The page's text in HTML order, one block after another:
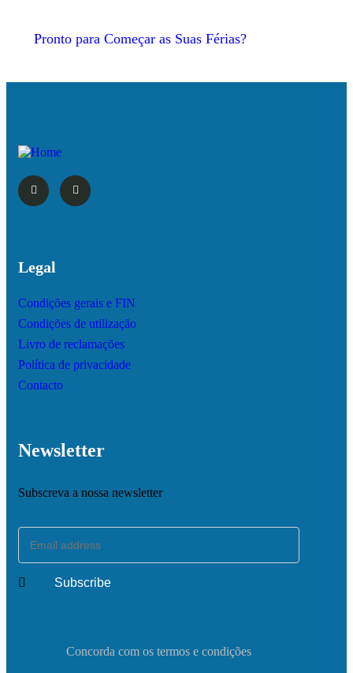
Pronto para Começar as Suas Férias?
Legal
Condições gerais e FIN
Condições de utilização
Livro de reclamações
Política de privacidade
Contacto
Newsletter
Subscreva a nossa newsletter
Concorda com os termos e condições